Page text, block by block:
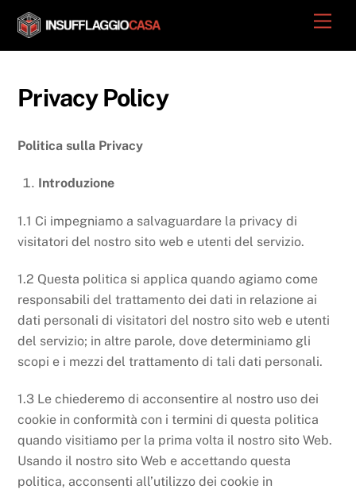
Skip
content
Privacy Policy
Politica sulla Privacy
Introduzione
1.1 Ci impegniamo a salvaguardare la privacy di
visitatori del nostro sito web e utenti del servizio.
1.2 Questa politica si applica quando agiamo come
responsabili del trattamento dei dati in relazione ai
dati personali di visitatori del nostro sito web e utenti
del servizio; in altre parole, dove determiniamo gli
scopi e i mezzi del trattamento di tali dati personali.
1.3 Le chiederemo di acconsentire al nostro uso dei
cookie in conformità con i termini di questa politica
quando visitiamo per la prima volta il nostro sito Web.
Usando il nostro sito Web e accettando questa
politica, acconsenti all’utilizzo dei cookie in